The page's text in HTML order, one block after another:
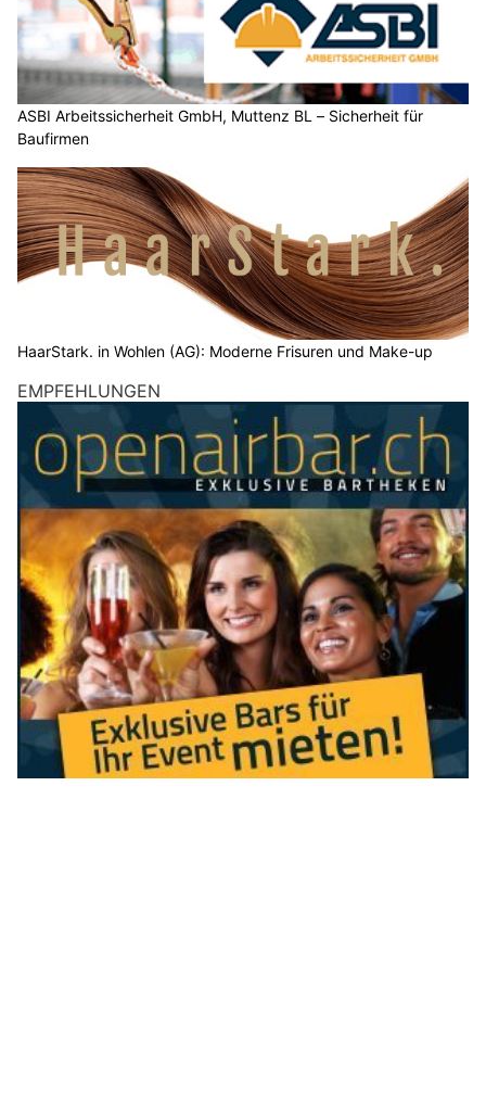
ASBI Arbeitssicherheit GmbH, Muttenz BL – Sicherheit für
Baufirmen
HaarStark. in Wohlen (AG): Moderne Frisuren und Make-up
EMPFEHLUNGEN